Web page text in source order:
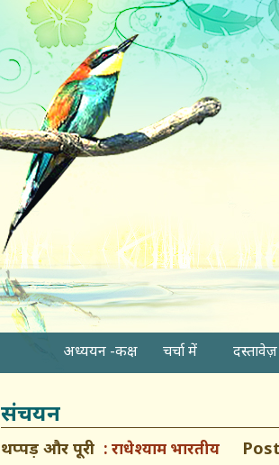
अध्ययन -कक्ष चर्चा में दस्तावेज़
संचयन
थप्पड़ और पूरी राधेश्याम भारतीय